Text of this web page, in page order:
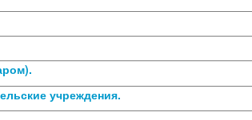
учреждения.